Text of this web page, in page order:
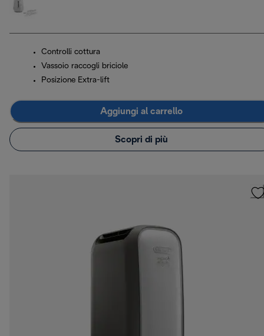
Controlli cottura
Vassoio raccogli briciole
Posizione Extra-lift
Aggiungi al carrello
Scopri di più